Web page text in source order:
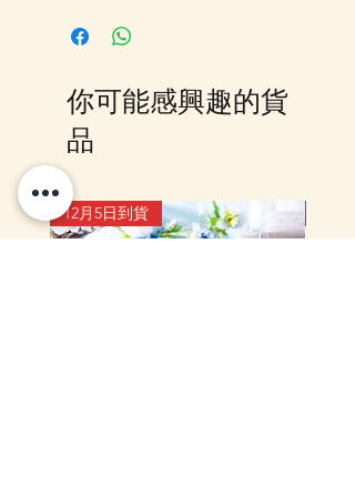
你可能感興趣的貨
品
12月5日到貨